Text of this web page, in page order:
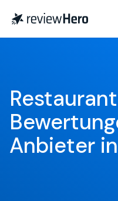
Anbieter